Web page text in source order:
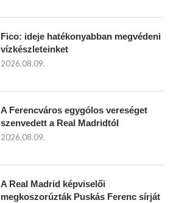
Fico: ideje hatékonyabban megvédeni
vízkészleteinket
2026.08.09.
A Ferencváros egygólos vereséget
szenvedett a Real Madridtól
2026.08.09.
A Real Madrid képviselői
megkoszorúzták Puskás Ferenc sírját